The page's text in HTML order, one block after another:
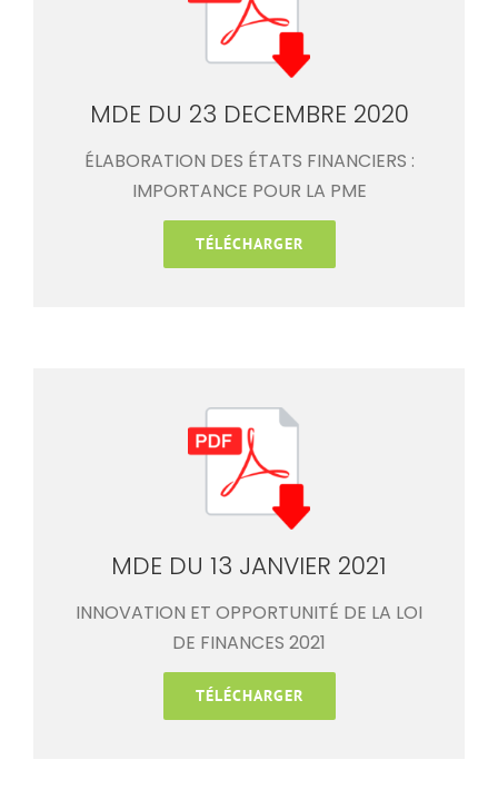
MDE DU 23 DECEMBRE 2020
ÉLABORATION DES ÉTATS FINANCIERS :
IMPORTANCE POUR LA PME
TÉLÉCHARGER
MDE DU 13 JANVIER 2021
INNOVATION ET OPPORTUNITÉ DE LA LOI
DE FINANCES 2021
TÉLÉCHARGER